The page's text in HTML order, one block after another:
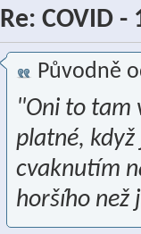
Re: COVID -
Původně
"Oni to tam
platné, když
cvaknutím
horšího než